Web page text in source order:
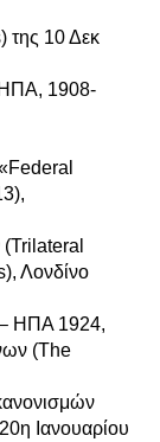
της 10 Δεκ
1908-
Λονδίνο
ΗΠΑ 1924,
(The
Ιανουαρίου